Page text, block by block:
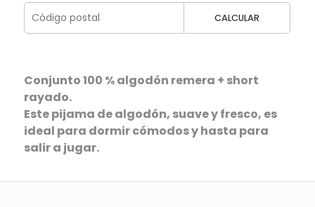
CALCULAR
Conjunto 100 % algodón remera + short
rayado.
Este pijama de algodón, suave y fresco, es
ideal para dormir cómodos y hasta para
salir a jugar.